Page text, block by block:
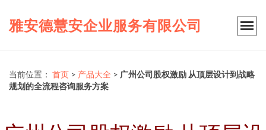
雅安德慧安企业服务有限公司
当前位置： 首页 > 产品大全 > 广州公司股权激励 从顶层设计到战略
规划的全流程咨询服务方案